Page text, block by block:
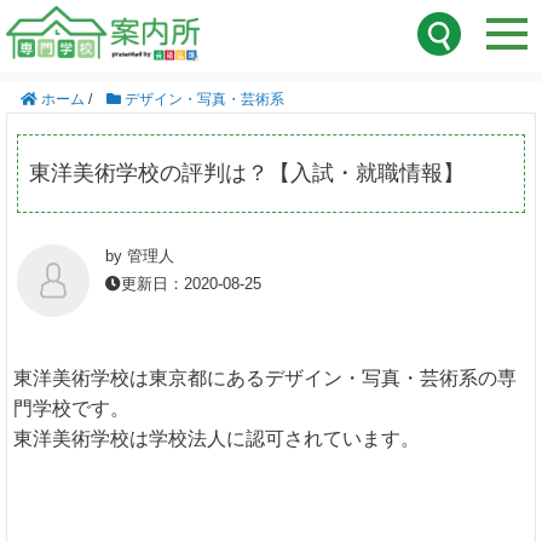
ホーム / デザイン・写真・芸術系
東洋美術学校の評判は？【入試・就職情報】
by 管理人
更新日：2020-08-25
東洋美術学校は東京都にあるデザイン・写真・芸術系の専
門学校です。
東洋美術学校は学校法人に認可されています。